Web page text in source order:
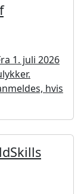
1. juli 2026
hvis